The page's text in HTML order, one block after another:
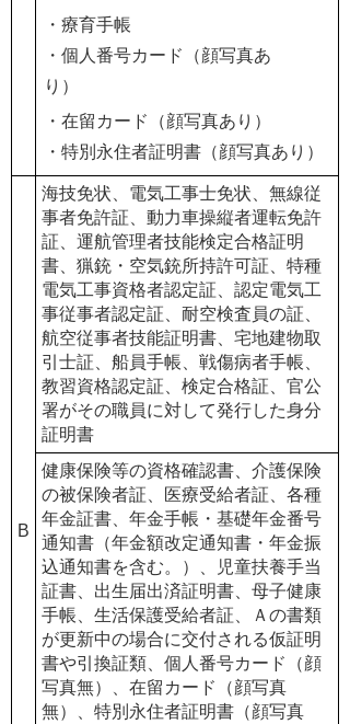
・療育手帳
・個人番号カード（顔写真あ
り）
・在留カード（顔写真あり）
・特別永住者証明書（顔写真あり）
B
海技免状、電気工事士免状、無線従
事者免許証、動力車操縦者運転免許
証、運航管理者技能検定合格証明
書、猟銃・空気銃所持許可証、特種
電気工事資格者認定証、認定電気工
事従事者認定証、耐空検査員の証、
航空従事者技能証明書、宅地建物取
引士証、船員手帳、戦傷病者手帳、
教習資格認定証、検定合格証、官公
署がその職員に対して発行した身分
証明書
健康保険等の資格確認書、介護保険
の被保険者証、医療受給者証、各種
年金証書、年金手帳・基礎年金番号
通知書（年金額改定通知書・年金振
込通知書を含む。）、児童扶養手当
証書、出生届出済証明書、母子健康
手帳、生活保護受給者証、Ａの書類
が更新中の場合に交付される仮証明
書や引換証類、個人番号カード（顔
写真無）、在留カード（顔写真
無）、特別永住者証明書（顔写真